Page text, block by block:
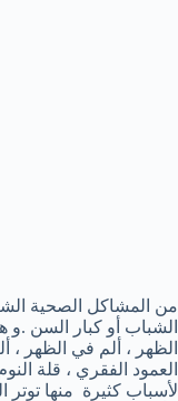
من المشاكل الصحية
الشباب أو كبار السن .و
الظهر ، ألم في الظهر ،
العمود الفقري ، قلة
لأسباب كثيرة منها